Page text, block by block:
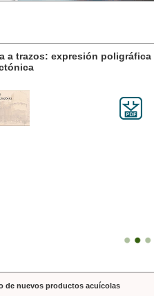
poligráfica
de nuevos productos acuícolas